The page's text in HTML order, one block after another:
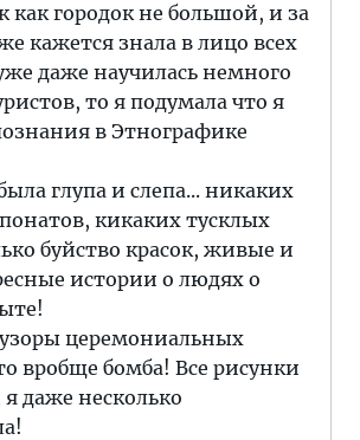
как городок не большой, и за
кажется знала в лицо всех
даже научилась немного
то я подумала что я
в Этнографике
глупа и слепа... никаких
кикаких тусклых
буйство красок, живые и
истории о людях о
церемониальных
вробще бомба! Все рисунки
даже несколько